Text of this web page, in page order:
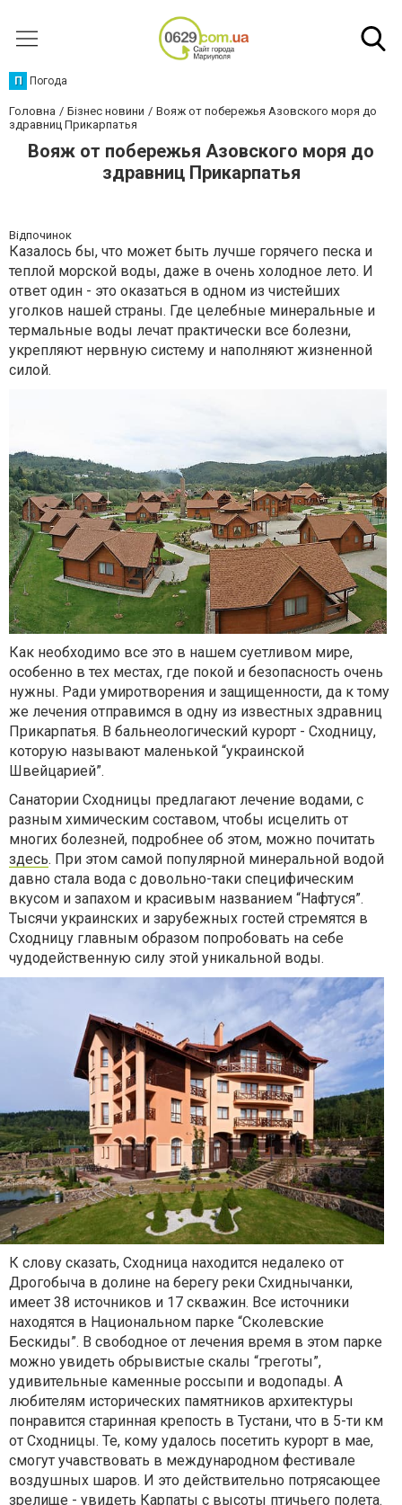
П Погода
Головна Бізнес новини
Вояж от побережья Азовского моря до
здравниц Прикарпатья
Вояж от побережья Азовского моря до
здравниц Прикарпатья
Відпочинок
Казалось бы, что может быть лучше горячего песка и
теплой морской воды, даже в очень холодное лето. И
ответ один - это оказаться в одном из чистейших
уголков нашей страны. Где целебные минеральные и
термальные воды лечат практически все болезни,
укрепляют нервную систему и наполняют жизненной
силой.
Как необходимо все это в нашем суетливом мире,
особенно в тех местах, где покой и безопасность очень
нужны. Ради умиротворения и защищенности, да к тому
же лечения отправимся в одну из известных здравниц
Прикарпатья. В бальнеологический курорт - Сходницу,
которую называют маленькой “украинской
Швейцарией”.
Санатории Сходницы предлагают лечение водами, с
разным химическим составом, чтобы исцелить от
многих болезней, подробнее об этом, можно почитать
здесь. При этом самой популярной минеральной водой
давно стала вода с довольно-таки специфическим
вкусом и запахом и красивым названием “Нафтуся”.
Тысячи украинских и зарубежных гостей стремятся в
Сходницу главным образом попробовать на себе
чудодейственную силу этой уникальной воды.
К слову сказать, Сходница находится недалеко от
Дрогобыча в долине на берегу реки Схиднычанки,
имеет 38 источников и 17 скважин. Все источники
находятся в Национальном парке “Сколевские
Бескиды”. В свободное от лечения время в этом парке
можно увидеть обрывистые скалы “греготы”,
удивительные каменные россыпи и водопады. А
любителям исторических памятников архитектуры
понравится старинная крепость в Тустани, что в 5-ти км
от Сходницы. Те, кому удалось посетить курорт в мае,
смогут учавствовать в международном фестивале
воздушных шаров. И это действительно потрясающее
зрелище - увидеть Карпаты с высоты птичьего полета.